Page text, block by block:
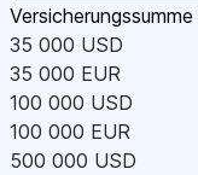
Versicherungssumme
35 000 USD
35 000 EUR
100 000 USD
100 000 EUR
500 000 USD